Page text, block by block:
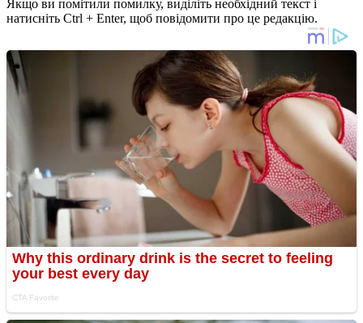
Якщо ви помітили помилку, виділіть необхідний текст і
натисніть Ctrl + Enter, щоб повідомити про це редакцію.